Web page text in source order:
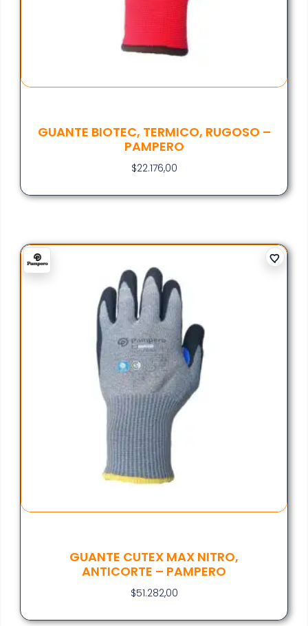
GUANTE BIOTEC, TERMICO, RUGOSO –
PAMPERO
$22.176,00
GUANTE CUTEX MAX NITRO,
ANTICORTE – PAMPERO
$51.282,00